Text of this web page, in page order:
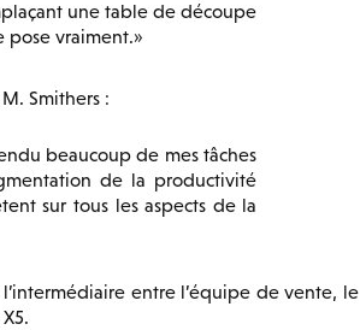
une table de découpe
pose vraiment.
Smithers :
beaucoup de mes tâches
de la productivité
sur tous les aspects de la
entre l’équipe de vente, le